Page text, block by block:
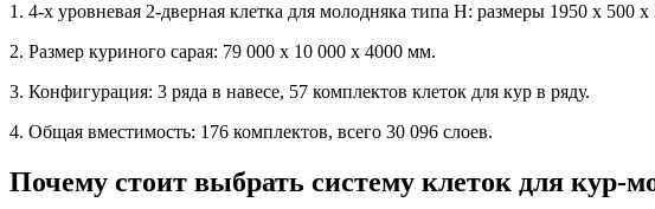
1. 4-х уровневая 2-дверная клетка для молодняка типа H: размеры 1950 x 500
2. Размер куриного сарая: 79 000 х 10 000 х 4000 мм.
3. Конфигурация: 3 ряда в навесе, 57 комплектов клеток для кур в ряду.
4. Общая вместимость: 176 комплектов, всего 30 096 слоев.
Почему стоит выбрать систему клеток для кур-